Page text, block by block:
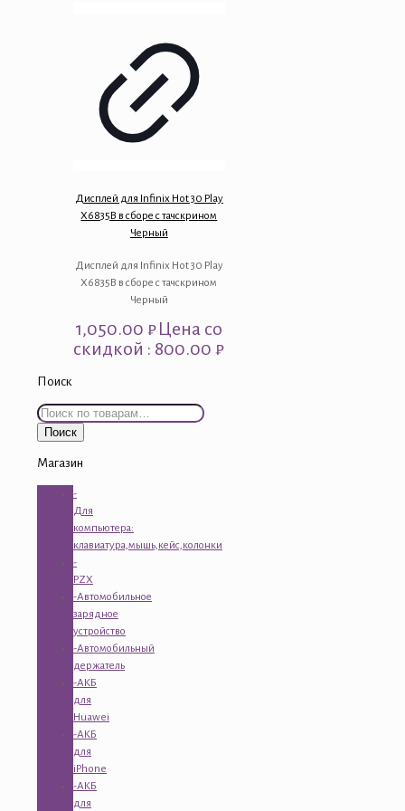
Дисплей для Infinix Hot 30 Play
X6835B в сборе с тачскрином
Черный
Дисплей для Infinix Hot 30 Play
X6835B в сборе с тачскрином
Черный
1,050.00₽Цена со
скидкой : 800.00 ₽
Поиск
Искать:
Поиск
Магазин
-
Для
компьютера:
клавиатура,мышь,кейс,колонки
-
PZX
-Автомобильное
зарядное
устройство
-Автомобильный
держатель
-АКБ
для
Huawei
-АКБ
для
iPhone
-АКБ
для